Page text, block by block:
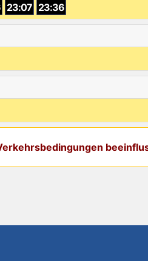
23:07 23:36